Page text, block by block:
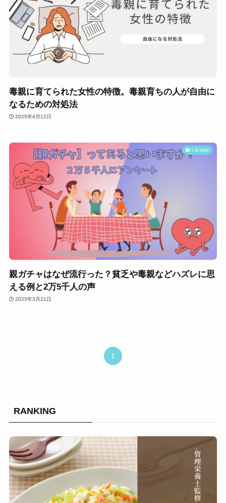
毒親に育てられた女性の特徴。毒親育ちの人が自由に
なるための対処法
2025年4月12日
Lifestyle
親ガチャはなぜ流行った？貧乏や毒親などハズレに思
える例と2万5千人の声
2025年3月21日
1
RANKING